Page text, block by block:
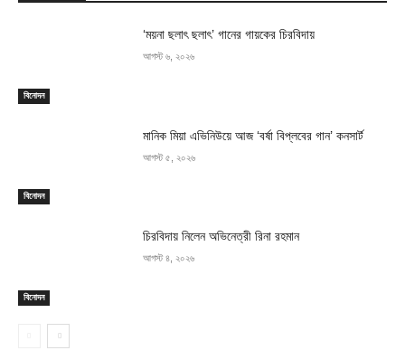
বিনোদন
‘ময়না ছলাৎ ছলাৎ’ গানের গায়কের চিরবিদায়
আগস্ট ৬, ২০২৬
বিনোদন
মানিক মিয়া এভিনিউয়ে আজ ‘বর্ষা বিপ্লবের গান’ কনসার্ট
আগস্ট ৫, ২০২৬
বিনোদন
চিরবিদায় নিলেন অভিনেত্রী রিনা রহমান
আগস্ট ৪, ২০২৬